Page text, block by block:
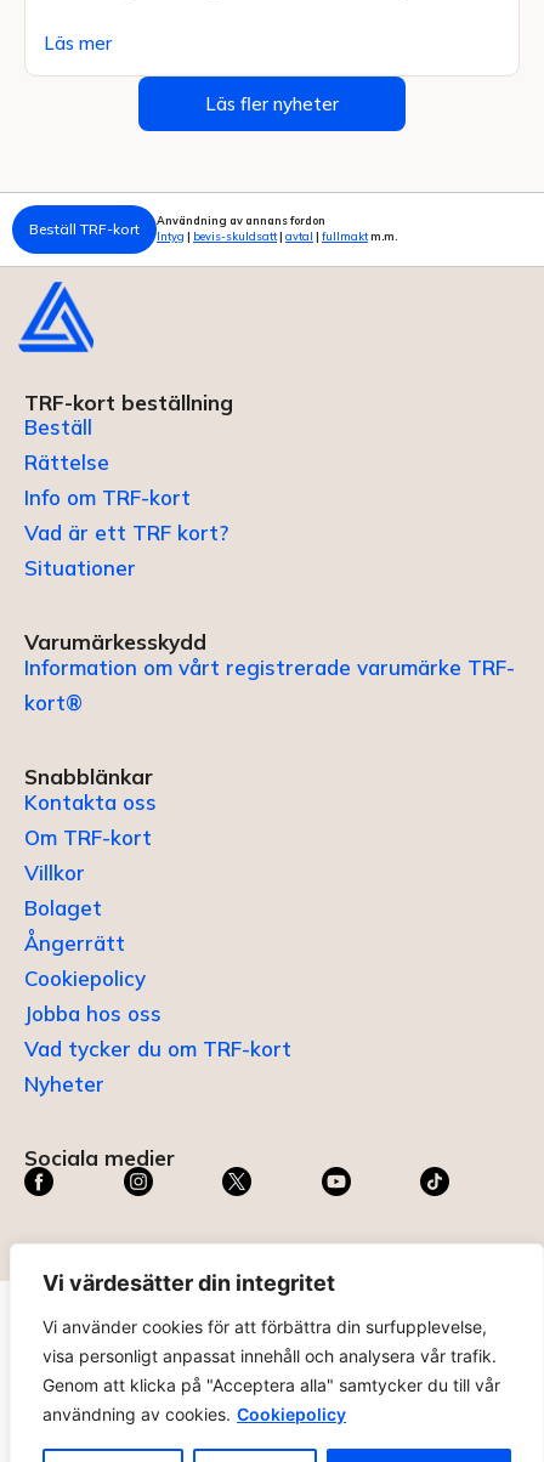
Vi värdesätter din integritet
Vi använder cookies för att förbättra din surfupplevelse,
visa personligt anpassat innehåll och analysera vår trafik.
Genom att klicka på "Acceptera alla" samtycker du till vår
användning av cookies. Cookiepolicy
Läs mer
Läs fler nyheter
Beställ TRF-kort
Användning av annans fordon
Intyg
bevis-skuldsatt avtal fullmaktm.m.
TRF-kort beställning
Beställ
Rättelse
Info om TRF-kort
Vad är ett TRF kort?
Situationer
Varumärkesskydd
Information om vårt registrerade varumärke TRF-
kort®
Snabblänkar
Kontakta oss
Om TRF-kort
Villkor
Bolaget
Ångerrätt
Cookiepolicy
Jobba hos oss
Vad tycker du om TRF-kort
Nyheter
Sociala medier
TRF KORT®är ett registrerat varumärke som innehas av
ABC Digital AB (nr 636465) hosPatent- och
registreringsverket
.